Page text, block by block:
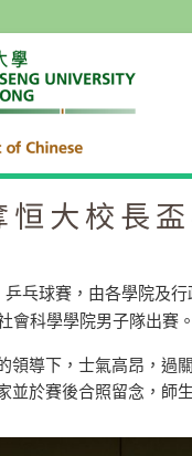
大校長
乓球賽， 由各學院及
會科學學院男子隊出賽
領導下，士氣高昂，過
並於賽後合照留念， 師